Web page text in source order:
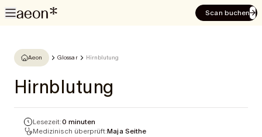
Scan buchen
Aeon Glossar Hirnblutung
Hirnblutung
Lesezeit:0 minuten
Medizinisch überprüft:Maja Seithe